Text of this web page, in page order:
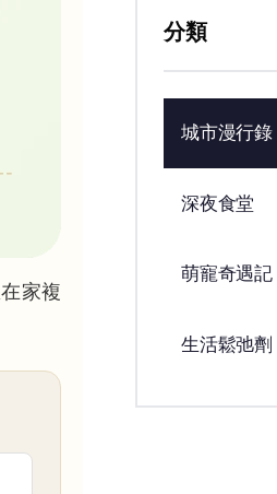
家複
分類
城市漫行錄
深夜食堂
萌寵奇遇記
生活鬆弛劑